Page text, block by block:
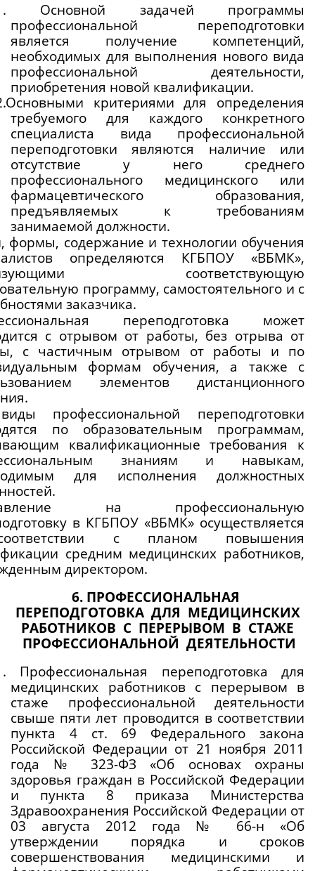
Основной задачей программы
профессиональной  переподготовки
является получение компетенций,
необходимых для выполнения нового вида
профессиональной деятельности,
приобретения новой квалификации.
критериями для определения
требуемого для каждого конкретного
специалиста вида профессиональной
переподготовки являются наличие или
отсутствие у него среднего
профессионального медицинского или
фармацевтического образования,
предъявляемых к требованиям
занимаемой должности.
формы, содержание и технологии обучения
определяются КГБПОУ «ВБМК»,
соответствующую
программу, самостоятельного и с
заказчика.
переподготовка может
с отрывом от работы, без отрыва от
с частичным отрывом от работы и по
формам обучения, а также с
элементов дистанционного
профессиональной переподготовки
по образовательным программам,
квалификационные требования к
знаниям и навыкам,
для исполнения должностных
на профессиональную
в КГБПОУ «ВБМК» осуществляется
с планом повышения
средним медицинских работников,
директором.
6. ПРОФЕССИОНАЛЬНАЯ
ПЕРЕПОДГОТОВКА  ДЛЯ  МЕДИЦИНСКИХ
РАБОТНИКОВ  С  ПЕРЕРЫВОМ  В  СТАЖЕ
ПРОФЕССИОНАЛЬНОЙ  ДЕЯТЕЛЬНОСТИ
Профессиональная переподготовка для
медицинских работников с перерывом в
стаже профессиональной деятельности
свыше пяти лет проводится в соответствии
пункта 4 ст. 69 Федерального закона
Российской Федерации от 21 ноября 2011
года № 323-ФЗ «Об основах охраны
здоровья граждан в Российской Федерации
и пункта 8 приказа Министерства
Здравоохранения Российской Федерации от
03 августа 2012 года № 66-н «Об
утверждении порядка и сроков
совершенствования медицинскими и